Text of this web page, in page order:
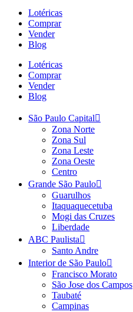
Lotéricas
Comprar
Vender
Blog
Lotéricas
Comprar
Vender
Blog
São Paulo Capital
Zona Norte
Zona Sul
Zona Leste
Zona Oeste
Centro
Grande São Paulo
Guarulhos
Itaquaquecetuba
Mogi das Cruzes
Liberdade
ABC Paulista
Santo Andre
Interior de São Paulo
Francisco Morato
São Jose dos Campos
Taubaté
Campinas